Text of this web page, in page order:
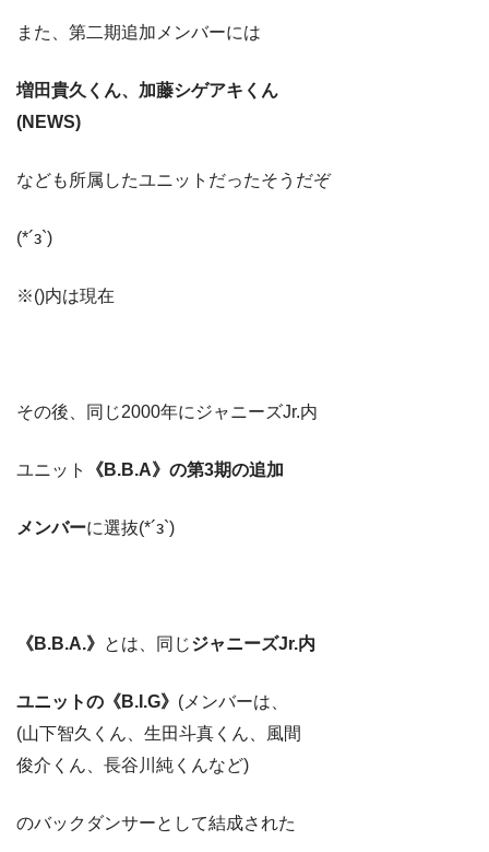
また、第二期追加メンバーには
増田貴久くん、加藤シゲアキくん
(NEWS)
なども所属したユニットだったそうだぞ
(*´з`)
※()内は現在
その後、同じ2000年にジャニーズJr.内
ユニット 《B.B.A》の第3期の追加
メンバーに選抜(*´з`)
《B.B.A.》 とは、同じジャニーズJr.内
ユニットの《B.I.G》 (メンバーは、
(山下智久くん、生田斗真くん、風間
俊介くん、長谷川純くんなど)
のバックダンサーとして結成された